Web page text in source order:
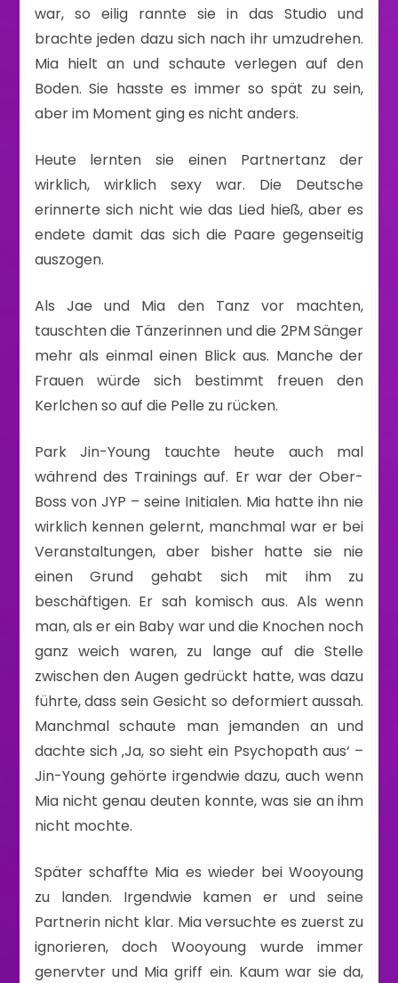
war, so eilig rannte sie in das Studio und
brachte jeden dazu sich nach ihr umzudrehen.
Mia hielt an und schaute verlegen auf den
Boden. Sie hasste es immer so spät zu sein,
aber im Moment ging es nicht anders.
Heute lernten sie einen Partnertanz der
wirklich, wirklich sexy war. Die Deutsche
erinnerte sich nicht wie das Lied hieß, aber es
endete damit das sich die Paare gegenseitig
auszogen.
Als Jae und Mia den Tanz vor machten,
tauschten die Tänzerinnen und die 2PM Sänger
mehr als einmal einen Blick aus. Manche der
Frauen würde sich bestimmt freuen den
Kerlchen so auf die Pelle zu rücken.
Park Jin-Young tauchte heute auch mal
während des Trainings auf. Er war der Ober-
Boss von JYP – seine Initialen. Mia hatte ihn nie
wirklich kennen gelernt, manchmal war er bei
Veranstaltungen, aber bisher hatte sie nie
einen Grund gehabt sich mit ihm zu
beschäftigen. Er sah komisch aus. Als wenn
man, als er ein Baby war und die Knochen noch
ganz weich waren, zu lange auf die Stelle
zwischen den Augen gedrückt hatte, was dazu
führte, dass sein Gesicht so deformiert aussah.
Manchmal schaute man jemanden an und
dachte sich ‚Ja, so sieht ein Psychopath aus‘ –
Jin-Young gehörte irgendwie dazu, auch wenn
Mia nicht genau deuten konnte, was sie an ihm
nicht mochte.
Später schaffte Mia es wieder bei Wooyoung
zu landen. Irgendwie kamen er und seine
Partnerin nicht klar. Mia versuchte es zuerst zu
ignorieren, doch Wooyoung wurde immer
genervter und Mia griff ein. Kaum war sie da,